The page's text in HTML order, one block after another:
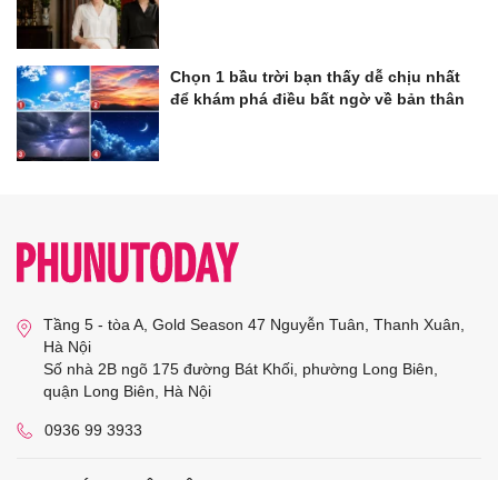
Chọn 1 bầu trời bạn thấy dễ chịu nhất
để khám phá điều bất ngờ về bản thân
Tầng 5 - tòa A, Gold Season 47 Nguyễn Tuân, Thanh Xuân,
Hà Nội
Số nhà 2B ngõ 175 đường Bát Khối, phường Long Biên,
quận Long Biên, Hà Nội
0936 99 3933